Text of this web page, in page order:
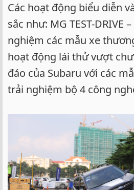
Các hoạt động biểu diễn
sắc như: MG TEST-DRIVE
nghiệm các mẫu xe
hoạt động lái thử vượt
đáo của Subaru với các
trải nghiệm bộ 4 công